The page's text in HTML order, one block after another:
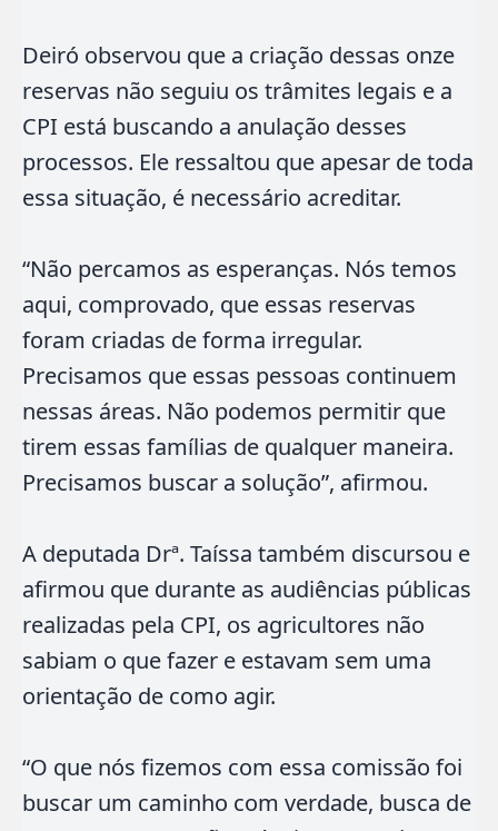
Deiró observou que a criação dessas onze
reservas não seguiu os trâmites legais e a
CPI está buscando a anulação desses
processos. Ele ressaltou que apesar de toda
essa situação, é necessário acreditar.
“Não percamos as esperanças. Nós temos
aqui, comprovado, que essas reservas
foram criadas de forma irregular.
Precisamos que essas pessoas continuem
nessas áreas. Não podemos permitir que
tirem essas famílias de qualquer maneira.
Precisamos buscar a solução”, afirmou.
A deputada Drª. Taíssa também discursou e
afirmou que durante as audiências públicas
realizadas pela CPI, os agricultores não
sabiam o que fazer e estavam sem uma
orientação de como agir.
“O que nós fizemos com essa comissão foi
buscar um caminho com verdade, busca de